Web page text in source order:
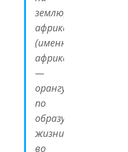
землю,
африканская
(именно
африканская
—
орангутан
по
образу
жизни
во